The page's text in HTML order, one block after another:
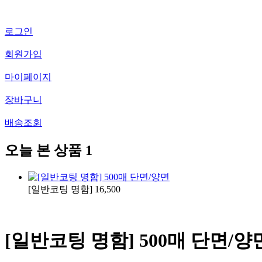
로그인
회원가입
마이페이지
장바구니
배송조회
오늘 본 상품 1
[일반코팅 명함] 16,500
[일반코팅 명함] 500매 단면/양